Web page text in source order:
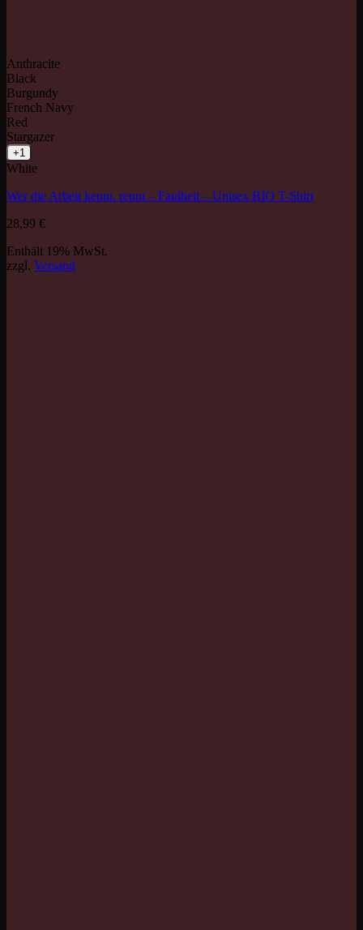
Anthracite
Black
Burgundy
French Navy
Red
Stargazer
+1
White
Wer die Arbeit kennt. rennt – Faulheit – Unisex BIO T-Shirt
28,99 €
Enthält 19% MwSt.
zzgl. Versand